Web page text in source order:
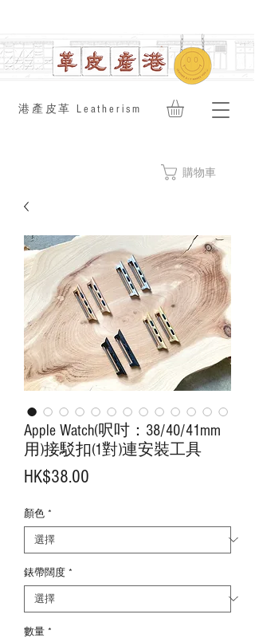
​港產皮革 Leatherism
購物車
Apple Watch(呎吋：38/40/41mm
用)接駁扣(1對)連安裝工具
HK$38.00
顏色 *
錶帶闊度 *
數量 *